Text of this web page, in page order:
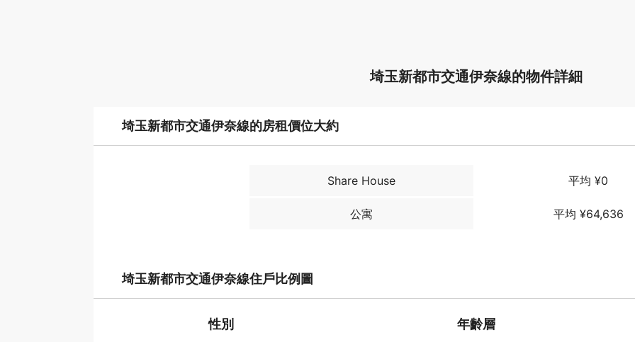
埼玉新都市交通伊奈線的物件詳細
埼玉新都市交通伊奈線的房租價位大約
Share House 平均 ¥0
公寓 平均 ¥64,636
埼玉新都市交通伊奈線住戶比例圖
性別 年齡層